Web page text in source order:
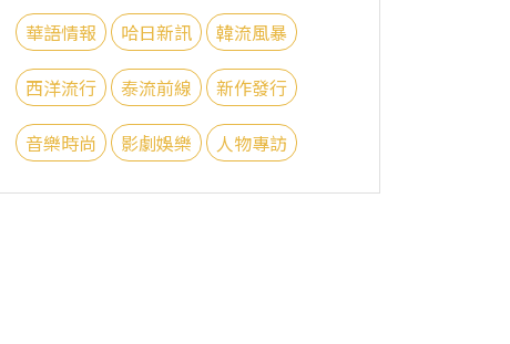
華語情報 哈日新訊 韓流風暴
西洋流行 泰流前線 新作發行
音樂時尚 影劇娛樂 人物專訪